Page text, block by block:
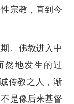
宗教，直到今
。佛教进入中
然地发生的过
传教之人，渐
是像后来基督